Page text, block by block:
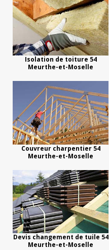
Isolation de toiture 54
Meurthe-et-Moselle
Couvreur charpentier 54
Meurthe-et-Moselle
Devis changement de tuile 54
Meurthe-et-Moselle